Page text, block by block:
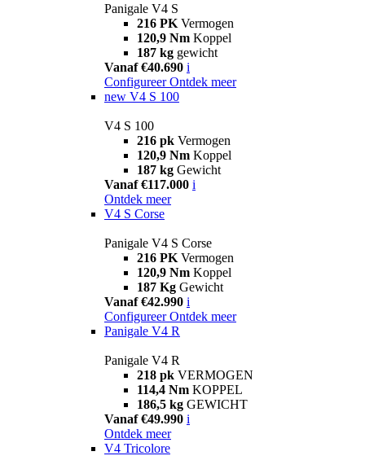
Panigale V4 S
216 PK Vermogen
120,9 Nm Koppel
187 kg gewicht
Vanaf €40.690 i
Configureer Ontdek meer
new V4 S 100
V4 S 100
216 pk Vermogen
120,9 Nm Koppel
187 kg Gewicht
Vanaf €117.000 i
Ontdek meer
V4 S Corse
Panigale V4 S Corse
216 PK Vermogen
120,9 Nm Koppel
187 Kg Gewicht
Vanaf €42.990 i
Configureer Ontdek meer
Panigale V4 R
Panigale V4 R
218 pk VERMOGEN
114,4 Nm KOPPEL
186,5 kg GEWICHT
Vanaf €49.990 i
Ontdek meer
V4 Tricolore